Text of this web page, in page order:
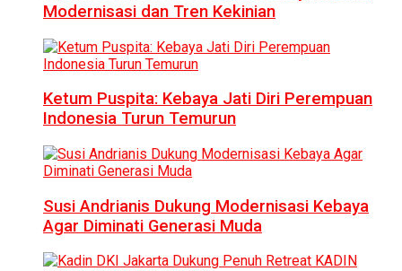
Modernisasi dan Tren Kekinian
Ketum Puspita: Kebaya Jati Diri Perempuan
Indonesia Turun Temurun
Susi Andrianis Dukung Modernisasi Kebaya
Agar Diminati Generasi Muda